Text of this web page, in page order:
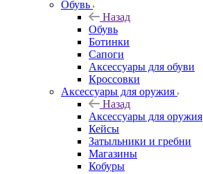
Обувь
Назад
Обувь
Ботинки
Сапоги
Аксессуары для обуви
Кроссовки
Аксессуары для оружия
Назад
Аксессуары для оружия
Кейсы
Затыльники и гребни
Магазины
Кобуры